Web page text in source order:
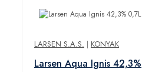
LARSEN S.A.S. | KONYAK
Larsen Aqua Ignis 42,3%